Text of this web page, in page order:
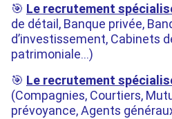
🎯 Le recrutement
de détail, Banque privée,
d’investissement, Cabinets
patrimoniale…)
🎯 Le recrutement
(Compagnies, Courtiers,
prévoyance, Agents